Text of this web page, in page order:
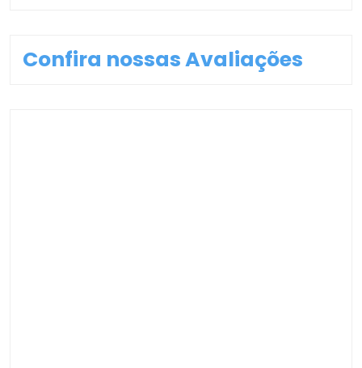
Confira nossas Avaliações